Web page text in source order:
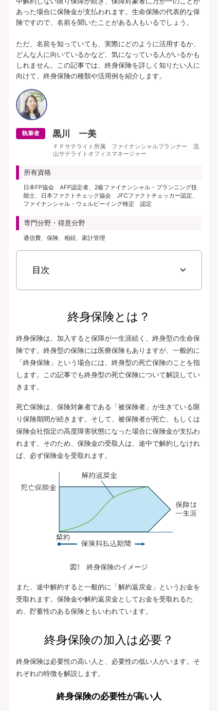
あった場合に保険金が支払われます。生命保険の代表的な保
険ですので、名前を聞いたことがある人もいるでしょう。
ただ、名前を知っていても、実際にどのように活用するか、
どんな人に向いているかなど、気になっている人がいるかも
しれません。この記事では、終身保険を詳しく知りたい人に
執筆者 黒川 一美
ＦＰサテライト所属 ファイナンシャルプランナー 流
山サテライトオフィスマネージャー
所有資格
日本FP協会 AFP認定者、2級ファイナンシャル・プランニング技
能士、日本ファクトチェック協会 JFCファクトチェッカー認定、
ファイナンシャル・ウェルビーイング検定 認定
専門分野・得意分野
通信費、保険、相続、家計管理
目次
終身保険とは？
終身保険は、加入すると保障が一生涯続く、終身型の生命保
険です。終身型の保険には医療保険もありますが、一般的に
「終身保険」という場合には、終身型の死亡保険のことを指
します。この記事でも終身型の死亡保険について解説してい
きます。
死亡保険は、保険対象者である「被保険者」が生きている限
り保険期間が続きます。そして、被保険者が死亡、もしくは
保険会社指定の高度障害状態になった場合に保険金が支払わ
れます。そのため、保険金の受取人は、途中で解約しなけれ
ば、必ず保険金を受取れます。
図1 終身保険のイメージ
また、途中解約すると一般的に「解約返戻金」というお金を
受取れます。保険金や解約返戻金としてお金を受取れるた
め、貯蓄性のある保険ともいわれています。
終身保険の加入は必要？
終身保険は必要性の高い人と、必要性の低い人がいます。そ
れぞれの特徴を解説します。
終身保険の必要性が高い人